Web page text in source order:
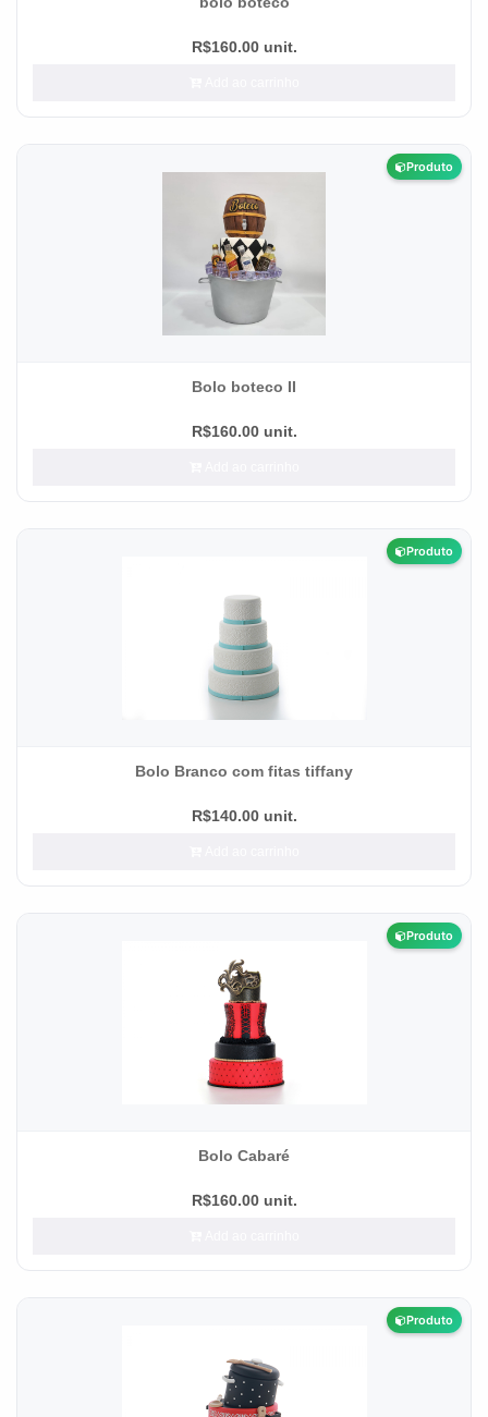
R$160.00 unit.
Produto
Bolo boteco II
R$160.00 unit.
Produto
Bolo Branco com fitas tiffany
R$140.00 unit.
Produto
Bolo Cabaré
R$160.00 unit.
Produto